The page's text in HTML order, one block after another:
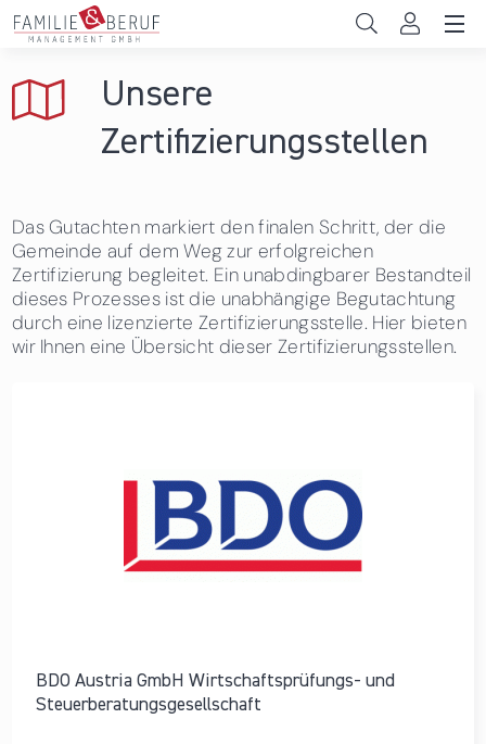
Direkt zum Inhalt
Gemeinden
Persönliche Vereinbarkeit
Das sind wir
News & Events
Unsere
Zertifizierungsstellen
Das Gutachten markiert den finalen Schritt, der die
Gemeinde auf dem Weg zur erfolgreichen
Zertifizierung begleitet. Ein unabdingbarer Bestandteil
dieses Prozesses ist die unabhängige Begutachtung
durch eine lizenzierte Zertifizierungsstelle. Hier bieten
wir Ihnen eine Übersicht dieser Zertifizierungsstellen.
BDO Austria GmbH Wirtschaftsprüfungs- und
Steuerberatungsgesellschaft